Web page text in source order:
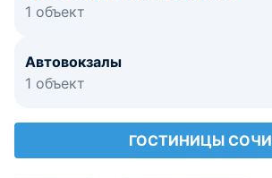
1 объект
Автовокзалы
1 объект
ГОСТИНИЦЫ СОЧИ